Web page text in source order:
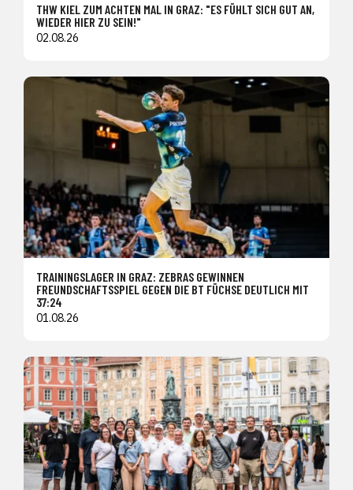
THW KIEL ZUM ACHTEN MAL IN GRAZ: "ES FÜHLT SICH GUT AN,
WIEDER HIER ZU SEIN!"
02.08.26
TRAININGSLAGER IN GRAZ: ZEBRAS GEWINNEN
FREUNDSCHAFTSSPIEL GEGEN DIE BT FÜCHSE DEUTLICH MIT
37:24
01.08.26